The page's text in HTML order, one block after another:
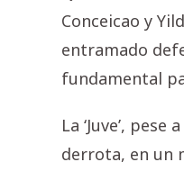
Conceicao y
entramado
fundamental
La ‘Juve’,
derrota, en un